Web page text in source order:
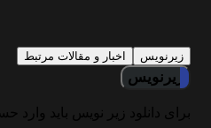
زیرنویس اخبار و مقالات مرتبط
زیرنویس
برای دانلود زیر نویس باید وارد